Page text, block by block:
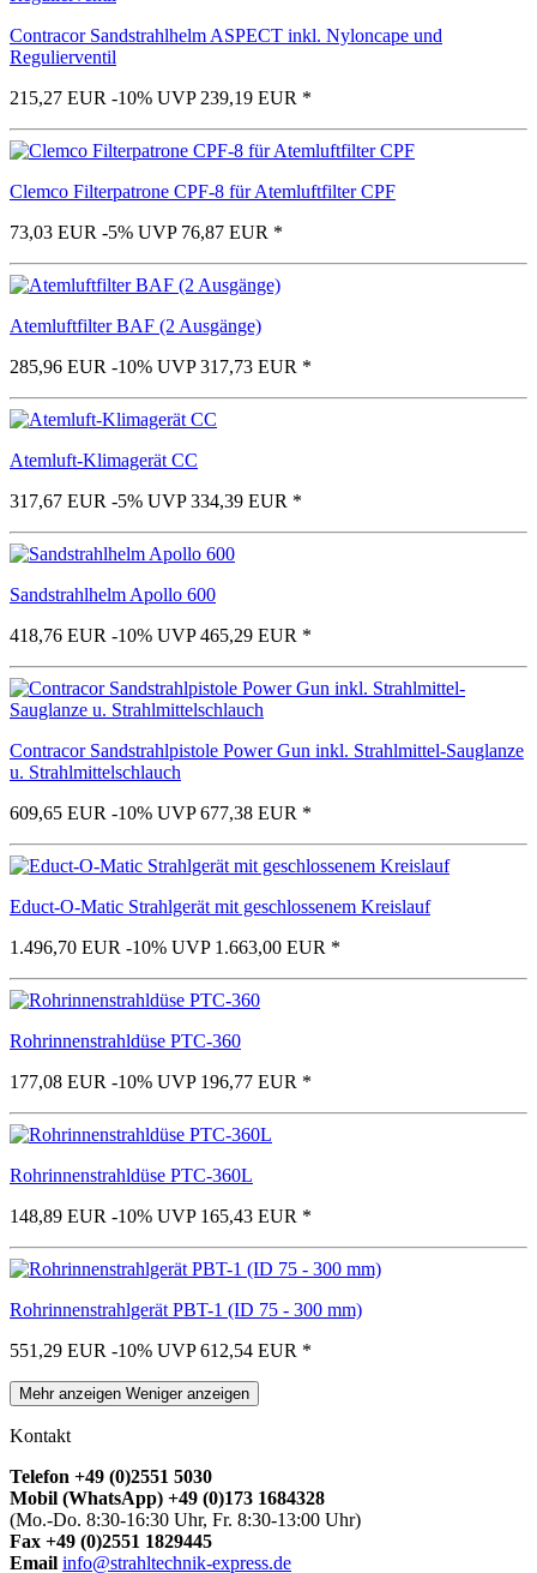
Contracor Sandstrahlhelm ASPECT inkl. Nyloncape und
Regulierventil
215,27 EUR -10% UVP 239,19 EUR *
Clemco Filterpatrone CPF-8 für Atemluftfilter CPF
73,03 EUR -5% UVP 76,87 EUR *
Atemluftfilter BAF (2 Ausgänge)
285,96 EUR -10% UVP 317,73 EUR *
Atemluft-Klimagerät CC
317,67 EUR -5% UVP 334,39 EUR *
Sandstrahlhelm Apollo 600
418,76 EUR -10% UVP 465,29 EUR *
Contracor Sandstrahlpistole Power Gun inkl. Strahlmittel-Sauglanze
u. Strahlmittelschlauch
609,65 EUR -10% UVP 677,38 EUR *
Educt-O-Matic Strahlgerät mit geschlossenem Kreislauf
1.496,70 EUR -10% UVP 1.663,00 EUR *
Rohrinnenstrahldüse PTC-360
177,08 EUR -10% UVP 196,77 EUR *
Rohrinnenstrahldüse PTC-360L
148,89 EUR -10% UVP 165,43 EUR *
Rohrinnenstrahlgerät PBT-1 (ID 75 - 300 mm)
551,29 EUR -10% UVP 612,54 EUR *
Mehr anzeigen Weniger anzeigen
Kontakt
Telefon +49 (0)2551 5030
Mobil (WhatsApp) +49 (0)173 1684328
(Mo.-Do. 8:30-16:30 Uhr, Fr. 8:30-13:00 Uhr)
Fax +49 (0)2551 1829445
Email info@strahltechnik-express.de